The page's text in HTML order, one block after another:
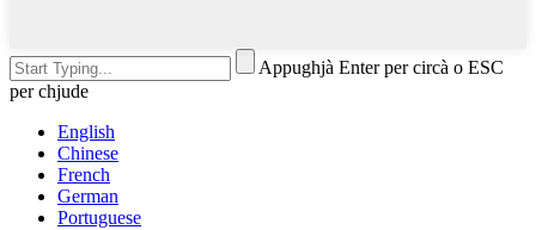
Appughjà Enter per circà o ESC
per chjude
English
Chinese
French
German
Portuguese